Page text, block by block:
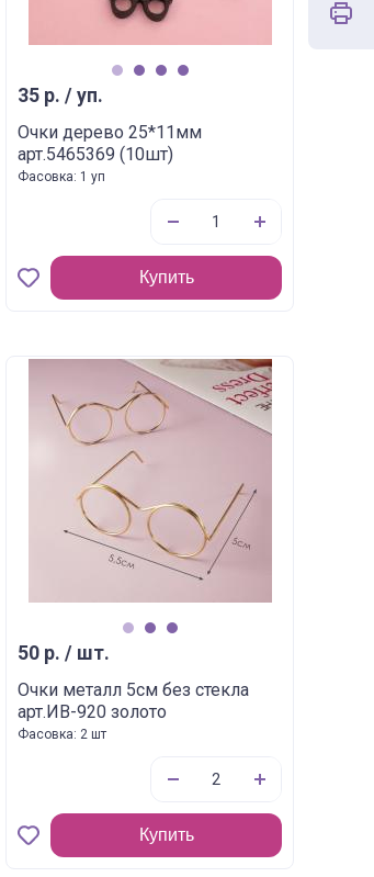
35 р. / уп.
Очки дерево 25*11мм
арт.5465369 (10шт)
Фасовка: 1 уп
Купить
50 р. / шт.
Очки металл 5см без стекла
арт.ИВ-920 золото
Фасовка: 2 шт
Купить